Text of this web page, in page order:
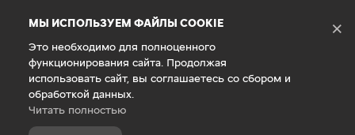
МЫ ИСПОЛЬЗУЕМ ФАЙЛЫ COOKIE
Это необходимо для полноценного
функционирования сайта. Продолжая
использовать сайт, вы соглашаетесь со сбором и
обработкой данных.
Читать полностью
×
Главная Владельцам Запасные части и аксессуары
Масла Eurorepar и Autorepar